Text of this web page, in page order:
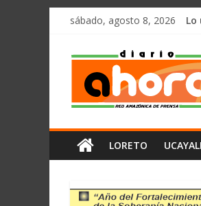
олимп казино
Saltarsábado, agosto 8, 2026 Lo
Diario
Ahora
Cadena
Amazónica
de
Noticias
LORETO UCAYALI